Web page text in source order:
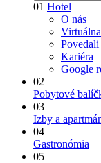
01 Hotel
O nás
Povedali
Kariéra
Google
02
Pobytové
03
Izby a
04
Gastronómia
05